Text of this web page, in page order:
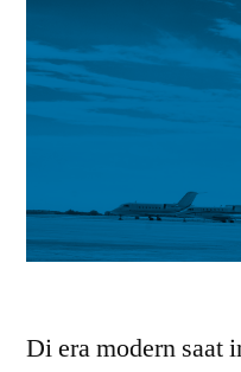
Di era modern saat